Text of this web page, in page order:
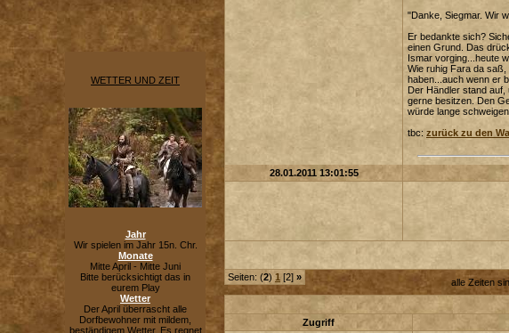
WETTER UND ZEIT
Jahr
Wir spielen im Jahr 15n. Chr.
Monate
Mitte April - Mitte Juni
Bitte berücksichtigt das in
eurem Play
Wetter
Der April überrascht alle
Dorfbewohner mit mildem,
beständigem Wetter. Es regnet
"Danke, Siegmar. Wir
Er bedankte sich?
einen Grund. Das
Ismar vorging...heute
Wie ruhig Fara da
haben...auch wenn er
Der Händler stand
gerne besitzen. Den
würde lange
tbc: zurück zu den
28.01.2011 13:01:55
Seiten: (2) 1 [2] » alle Zeiten
Zugriff